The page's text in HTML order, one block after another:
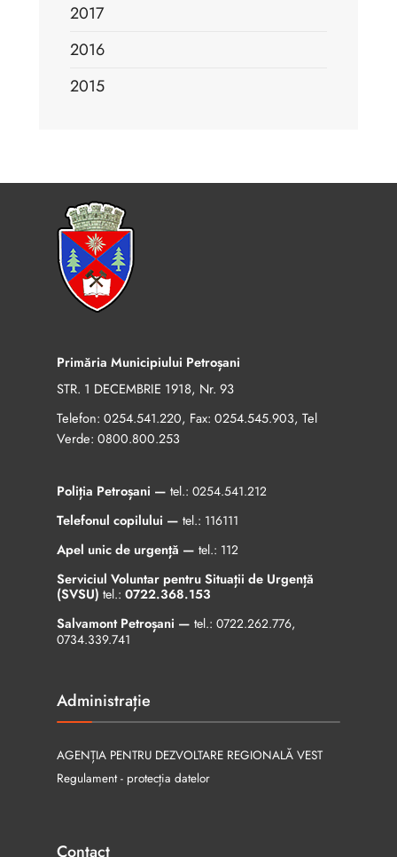
2017
2016
2015
Primăria Municipiului Petroșani
STR. 1 DECEMBRIE 1918, Nr. 93
Telefon: 0254.541.220, Fax: 0254.545.903, Tel
Verde: 0800.800.253
Poliția Petroșani — tel.: 0254.541.212
Telefonul copilului — tel.: 116111
Apel unic de urgență — tel.: 112
Serviciul Voluntar pentru Situații de Urgență
(SVSU) tel.: 0722.368.153
Salvamont Petroșani — tel.: 0722.262.776,
0734.339.741
Administrație
AGENȚIA PENTRU DEZVOLTARE REGIONALĂ VEST
Regulament - protecția datelor
Contact